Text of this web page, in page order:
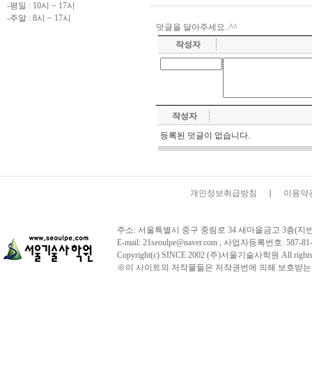
-평일 : 10시 ~ 17시
-주말 : 8시 ~ 17시
덧글을 달아주세요..^^
작성자
작성자
등록된 덧글이 없습니다.
개인정보취급방침 이용약
주소: 서울특별시 중구 중림로 34 새마을금고 3층(지
E-mail: 21seoulpe@naver.com , 사업자등록번호:
Copyright(c) SINCE 2002 (주)서울기술사학원 All
※이 사이트의 저작물들은 저작권번에 의해 보호받